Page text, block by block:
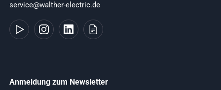
service@walther-electric.de
Anmeldung zum Newsletter